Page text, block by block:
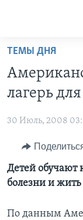
Перейти
основной
контент
Перейти
навигации
Перейти
ПРОГРАММЫ
НОВОСТИ ЗА
ИТОГИ
ПОЧЕМУ ЭТО
ДЕТАЛИ
ПРОЕКТЫ
УЧИМ
НАША
А КАК В
ЭКСПЕРТИЗА
ИНТЕРВЬЮ
ФАКТЫ
ЗА СВОБОДУ
УЧИМ
ТЕМЫ ДНЯ
лагерь
30 Июль, 2008
Детей обучают
болезни и
По данным